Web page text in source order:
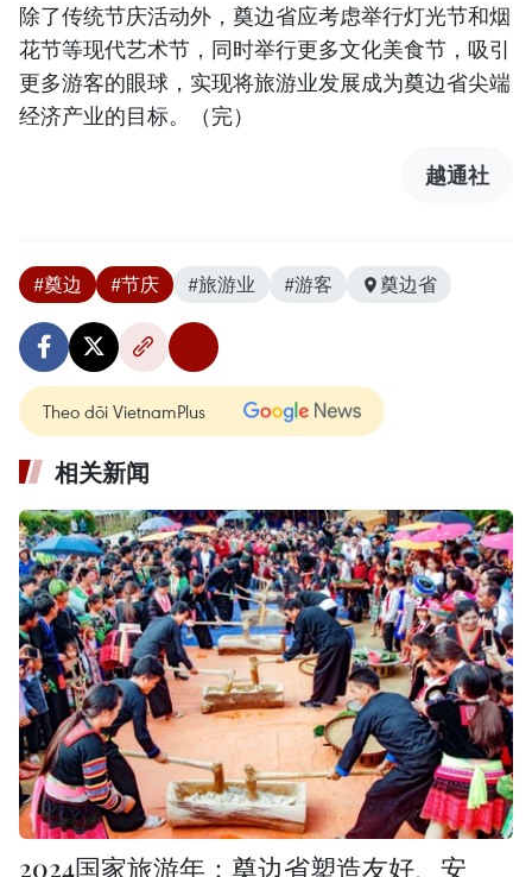
除了传统节庆活动外，奠边省应考虑举行灯光节和烟
花节等现代艺术节，同时举行更多文化美食节，吸引
更多游客的眼球，实现将旅游业发展成为奠边省尖端
经济产业的目标。（完）
越通社
#奠边 #节庆 #旅游业 #游客 奠边省
Theo dõi VietnamPlus
相关新闻
2024国家旅游年：奠边省塑造友好、安